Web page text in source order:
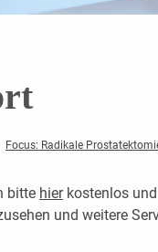
Focus: Radikale
bitte hierkostenlos
und weitere